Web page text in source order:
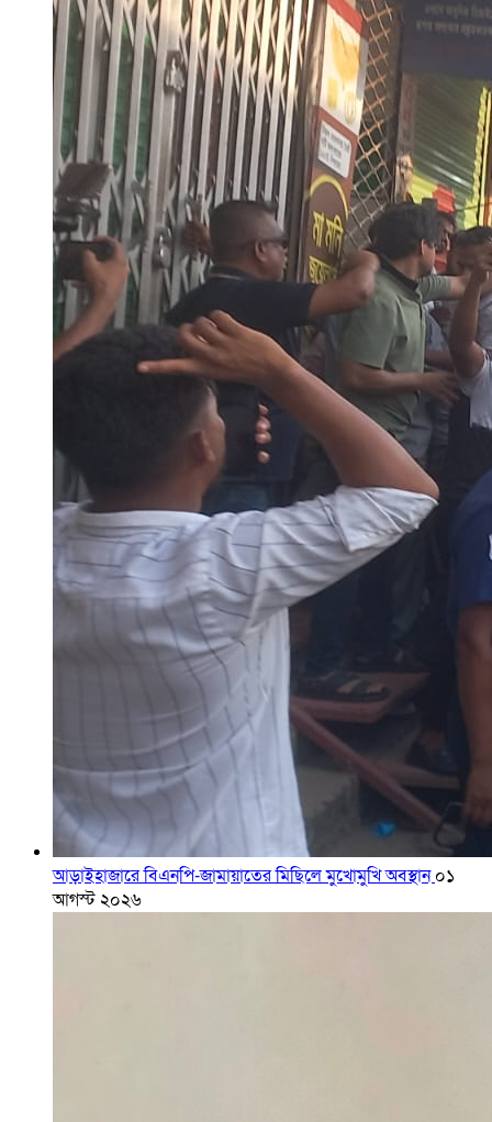
আড়াইহাজারে বিএনপি-জামায়াতের মিছিলে মুখোমুখি অবস্থান০১
আগস্ট ২০২৬